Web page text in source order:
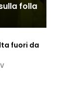
aereo
folla
fuori da